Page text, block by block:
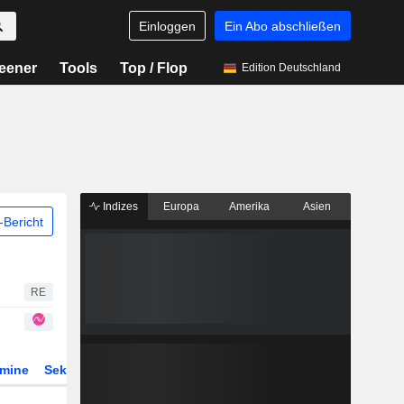
Einloggen Ein Abo abschließen
Tools Top / Flop Edition Deutschland
Bericht
RE
Sektor
Indizes Europa Amerika Asien